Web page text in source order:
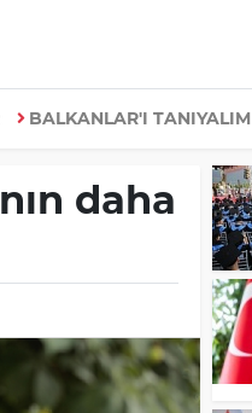
BALKANLAR'I TANIYALIM
daha